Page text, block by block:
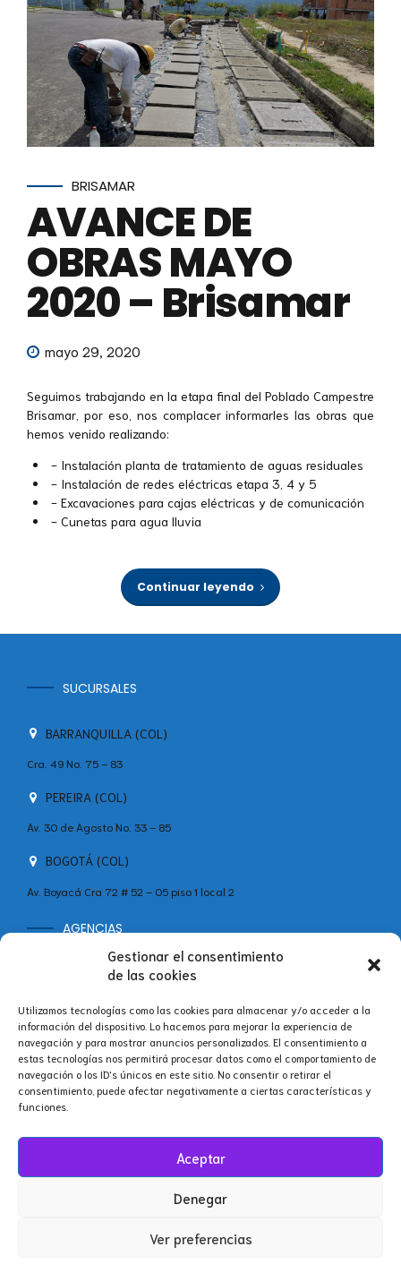
Gestionar el consentimiento
de las cookies
Utilizamos tecnologías como las cookies para almacenar y/o acceder a la
información del dispositivo. Lo hacemos para mejorar la experiencia de
navegación y para mostrar anuncios personalizados. El consentimiento a
estas tecnologías nos permitirá procesar datos como el comportamiento de
navegación o los ID's únicos en este sitio. No consentir o retirar el
consentimiento, puede afectar negativamente a ciertas características y
funciones.
Aceptar
Denegar
Ver preferencias
BRISAMAR
AVANCE DE
OBRAS MAYO
2020 – Brisamar
mayo 29, 2020
Seguimos trabajando en la etapa final del Poblado Campestre
Brisamar, por eso, nos complacer informarles las obras que
hemos venido realizando:
- Instalación planta de tratamiento de aguas residuales
- Instalación de redes eléctricas etapa 3, 4 y 5
- Excavaciones para cajas eléctricas y de comunicación
- Cunetas para agua lluvia
Continuar leyendo
SUCURSALES
BARRANQUILLA (COL)
Cra. 49 No. 75 – 83
PEREIRA (COL)
Av. 30 de Agosto No. 33 – 85
BOGOTÁ (COL)
Av. Boyacá Cra 72 # 52 – 05 piso 1 local 2
AGENCIAS
MADRID (ESP)
+34 642 60 46 11
España
Síguenos en nuestras redes.
® 2025 El Poblado S.A.S.